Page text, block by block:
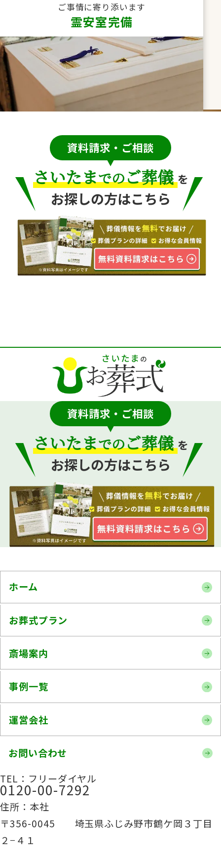
ご事情に寄り添います
霊安室完備
資料請求・ご相談
さいたまでのご葬儀を
お探しの方はこちら
資料請求・ご相談
さいたまでのご葬儀を
お探しの方はこちら
ホーム
お葬式プラン
斎場案内
事例一覧
運営会社
お問い合わせ
TEL：フリーダイヤル
0120-00-7292
住所：本社
〒356-0045 埼玉県ふじみ野市鶴ケ岡３丁目
２−４１